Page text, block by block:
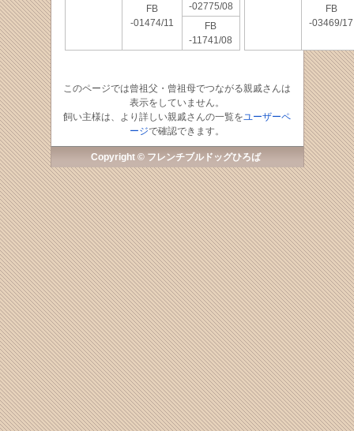
FB
-01474/11
-02775/08
FB
-11741/08
FB
-03469/17
このページでは曾祖父・曾祖母でつながる親戚さんは
表示をしていません。
飼い主様は、より詳しい親戚さんの一覧をユーザーペ
ージで確認できます。
Copyright © フレンチブルドッグひろば